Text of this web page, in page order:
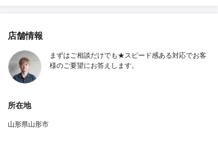
店舗情報
まずはご相談だけでも★スピード感ある対応でお客
様のご要望にお答えします。
所在地
山形県山形市